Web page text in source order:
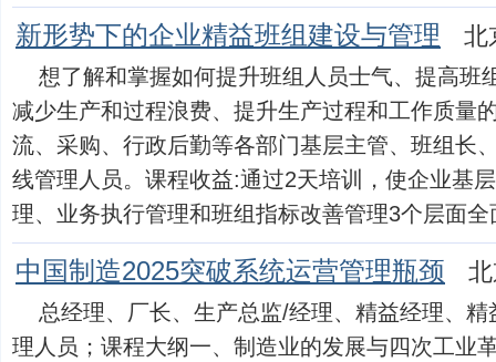
新形势下的企业精益班组建设与管理 北
想了解和掌握如何提升班组人员士气、提高班
减少生产和过程浪费、提升生产过程和工作质量
流、采购、行政后勤等各部门基层主管、班组长
线管理人员。课程收益:通过2天培训，使企业基
理、业务执行管理和班组指标改善管理3个层面
中国制造2025突破系统运营管理瓶颈
总经理、厂长、生产总监/经理、精益经理、
理人员；课程大纲一、制造业的发展与四次工业